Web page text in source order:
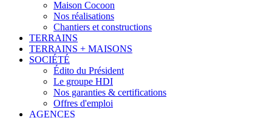
Maison Cocoon
Nos réalisations
Chantiers et constructions
TERRAINS
TERRAINS + MAISONS
SOCIÉTÉ
Édito du Président
Le groupe HDI
Nos garanties & certifications
Offres d'emploi
AGENCES